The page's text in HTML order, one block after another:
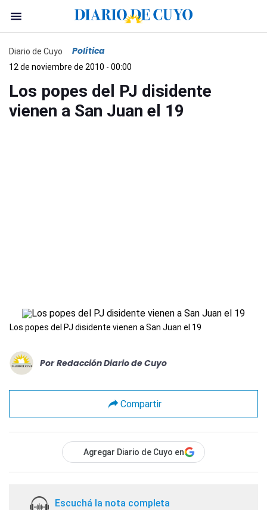
Diario de Cuyo Política
12 de noviembre de 2010 - 00:00
Los popes del PJ disidente
vienen a San Juan el 19
Los popes del PJ disidente vienen a San Juan el 19
Por Redacción Diario de Cuyo
Compartir
Agregar Diario de Cuyo en
Escuchá la nota completa